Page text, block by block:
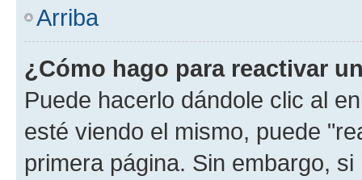
Arriba
¿Cómo hago para reactivar
Puede hacerlo dándole clic al
esté viendo el mismo, puede
primera página. Sin embargo,